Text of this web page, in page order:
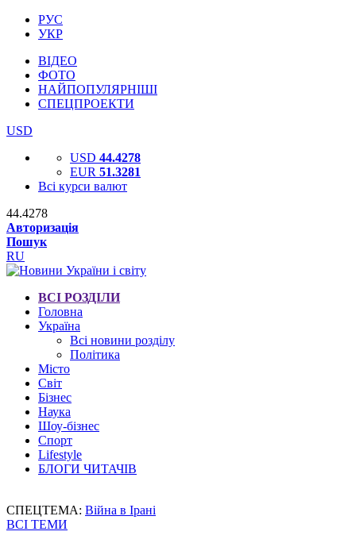
РУС
УКР
ВІДЕО
ФОТО
НАЙПОПУЛЯРНІШІ
СПЕЦПРОЕКТИ
USD
USD 44.4278
EUR 51.3281
Всі курси валют
44.4278
Авторизація
Пошук
RU
ВСІ РОЗДІЛИ
Головна
Україна
Всі новини розділу
Політика
Місто
Світ
Бізнес
Наука
Шоу-бізнес
Спорт
Lifestyle
БЛОГИ ЧИТАЧІВ
СПЕЦТЕМА: Війна в Ірані
ВСІ ТЕМИ